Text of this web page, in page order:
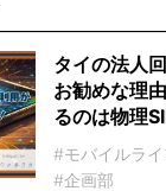
タイの法人
お勧めな理
るのは物理
#モバイルライ
#企画部